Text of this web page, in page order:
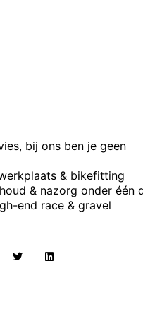
bij ons ben je geen
& bikefitting
& nazorg onder één
end race & gravel